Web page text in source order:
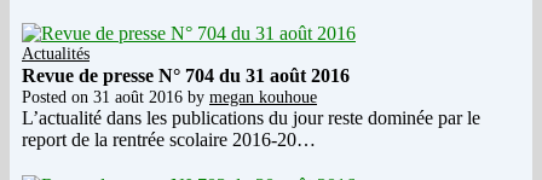
Actualités
Revue de presse N° 704 du 31 août 2016
Posted on 31 août 2016 by megan kouhoue
L’actualité dans les publications du jour reste dominée par le
report de la rentrée scolaire 2016-20…